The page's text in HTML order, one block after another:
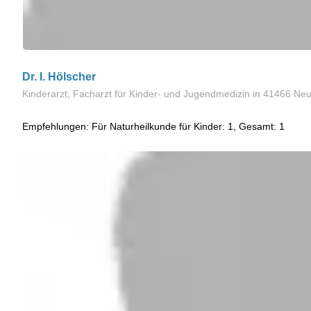
Dr. I. Hölscher
Kinderarzt, Facharzt für Kinder- und Jugendmedizin in 41466
Empfehlungen: Für Naturheilkunde für Kinder: 1, Gesamt: 1